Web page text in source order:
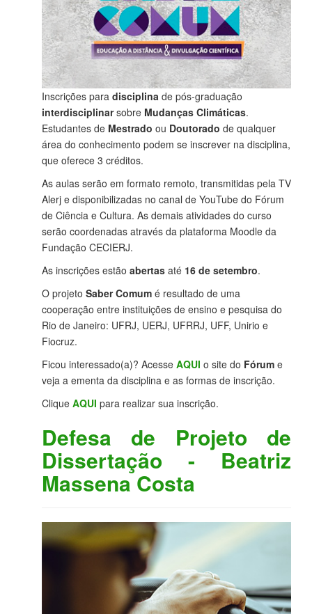
Inscrições para disciplina de pós-graduação
interdisciplinarsobre Mudanças Climáticas.
Estudantes de Mestrado ou Doutorado de qualquer
área do conhecimento podem se inscrever na disciplina,
que oferece 3 créditos.
As aulas serão em formato remoto, transmitidas pela TV
Alerj e disponibilizadas no canal de YouTube do Fórum
de Ciência e Cultura. As demais atividades do curso
serão coordenadas através da plataforma Moodle da
Fundação CECIERJ.
As inscrições estão abertas até 16 de setembro.
O projeto Saber Comum é resultado de uma
cooperação entre instituições de ensino e pesquisa do
Rio de Janeiro: UFRJ, UERJ, UFRRJ, UFF, Unirio e
Fiocruz.
Ficou interessado(a)? Acesse AQUI o site do Fórum e
veja a ementa da disciplina e as formas de inscrição.
Clique AQUI para realizar sua inscrição.
Defesa de Projeto de
Dissertação - Beatriz
Massena Costa